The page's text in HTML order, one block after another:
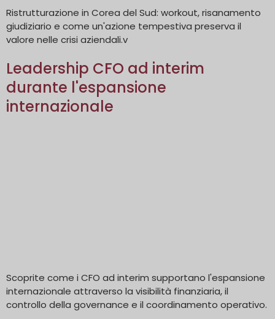
Ristrutturazione in Corea del Sud: workout, risanamento
giudiziario e come un'azione tempestiva preserva il
valore nelle crisi aziendali.v
Leadership CFO ad interim
durante l'espansione
internazionale
Scoprite come i CFO ad interim supportano l'espansione
internazionale attraverso la visibilità finanziaria, il
controllo della governance e il coordinamento operativo.